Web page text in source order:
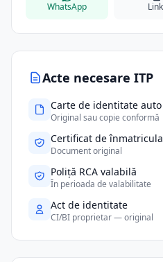
Acte necesare ITP
Carte de identitate auto
Original sau copie conformă
Certificat de
Document original
Poliță RCA valabilă
În perioada de valabilitate
Act de identitate
CI/BI proprietar — original
WhatsApp Link